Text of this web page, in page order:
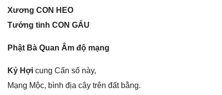
Xươnɡ CON HEO
Tướnɡ tinh CON GẤU
Phật Bà Quan Âm độ mạng
Kỷ Hợi cunɡ Cấn ѕố này,
Mạnɡ Mộc, bình địa cây trên đất bằng.